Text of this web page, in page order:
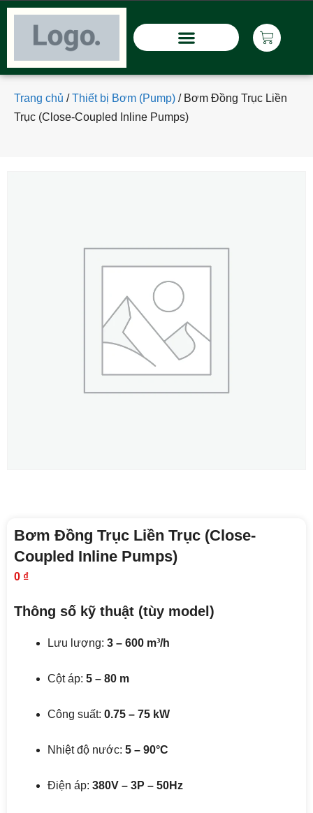
Trang chủ /Thiết bị Bơm (Pump) / Bơm Đồng Trục Liền
Trục (Close-Coupled Inline Pumps)
Bơm Đồng Trục Liền Trục (Close-
Coupled Inline Pumps)
0 ₫
Thông số kỹ thuật (tùy model)
Lưu lượng: 3 – 600 m³/h
Cột áp: 5 – 80 m
Công suất: 0.75 – 75 kW
Nhiệt độ nước: 5 – 90°C
Điện áp: 380V – 3P – 50Hz